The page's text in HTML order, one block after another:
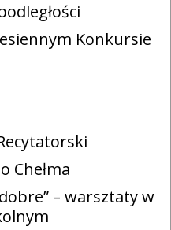
Konkursie
Chełma
– warsztaty w